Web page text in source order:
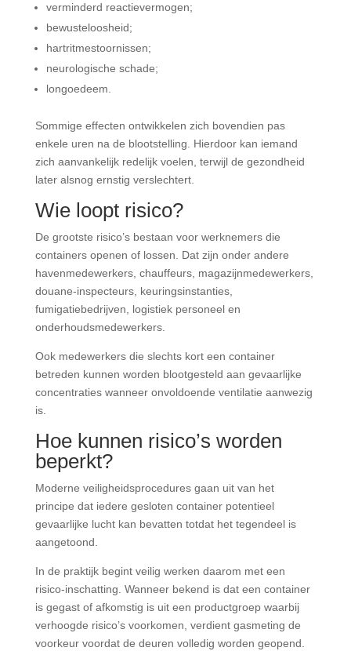
verminderd reactievermogen;
bewusteloosheid;
hartritmestoornissen;
neurologische schade;
longoedeem.
Sommige effecten ontwikkelen zich bovendien pas
enkele uren na de blootstelling. Hierdoor kan iemand
zich aanvankelijk redelijk voelen, terwijl de gezondheid
later alsnog ernstig verslechtert.
Wie loopt risico?
De grootste risico’s bestaan voor werknemers die
containers openen of lossen. Dat zijn onder andere
havenmedewerkers, chauffeurs, magazijnmedewerkers,
douane-inspecteurs, keuringsinstanties,
fumigatiebedrijven, logistiek personeel en
onderhoudsmedewerkers.
Ook medewerkers die slechts kort een container
betreden kunnen worden blootgesteld aan gevaarlijke
concentraties wanneer onvoldoende ventilatie aanwezig
is.
Hoe kunnen risico’s worden
beperkt?
Moderne veiligheidsprocedures gaan uit van het
principe dat iedere gesloten container potentieel
gevaarlijke lucht kan bevatten totdat het tegendeel is
aangetoond.
In de praktijk begint veilig werken daarom met een
risico-inschatting. Wanneer bekend is dat een container
is gegast of afkomstig is uit een productgroep waarbij
verhoogde risico’s voorkomen, verdient gasmeting de
voorkeur voordat de deuren volledig worden geopend.